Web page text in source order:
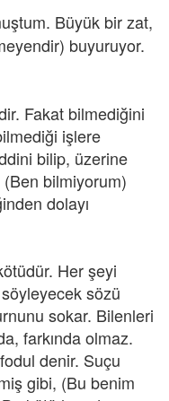
Büyük bir zat,
buyuruyor.
Fakat bilmediğini
işlere
bilip, üzerine
(Ben bilmiyorum)
dolayı
Her şeyi
sözü
sokar. Bilenleri
farkında olmaz.
denir. Suçu
gibi, (Bu benim